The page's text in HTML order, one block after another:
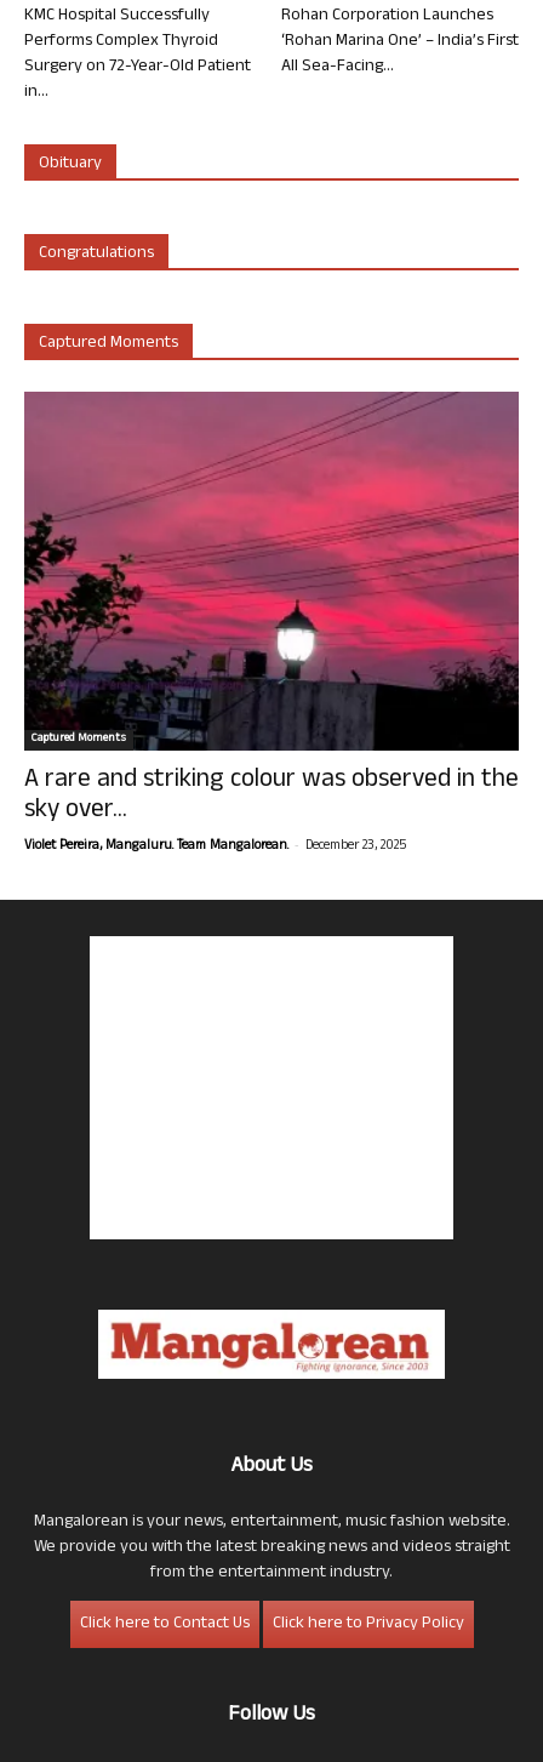
KMC Hospital Successfully
Performs Complex Thyroid
Surgery on 72-Year-Old Patient
in...
Rohan Corporation Launches
‘Rohan Marina One’ – India’s First
All Sea-Facing...
Obituary
Congratulations
Captured Moments
Captured Moments
A rare and striking colour was observed in the
sky over...
Violet Pereira, Mangaluru. Team Mangalorean. - December 23, 2025
About Us
Mangalorean is your news, entertainment, music fashion website.
We provide you with the latest breaking news and videos straight
from the entertainment industry.
Click here to Contact Us
Click here to Privacy Policy
Follow Us